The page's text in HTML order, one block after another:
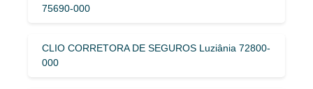
75690-000
CLIO CORRETORA DE SEGUROS Luziânia 72800-
000